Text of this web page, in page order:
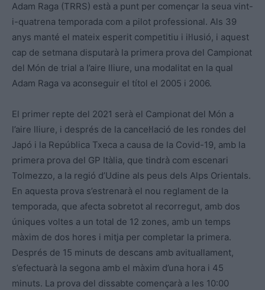
Adam Raga (TRRS) està a punt per començar la seua vint-
i-quatrena temporada com a pilot professional. Als 39
anys manté el mateix esperit competitiu i il·lusió, i aquest
cap de setmana disputarà la primera prova del Campionat
del Món de trial a l’aire lliure, una modalitat en la qual
Adam Raga va aconseguir el títol el 2005 i 2006.
El primer repte del 2021 serà el Campionat del Món a
l’aire lliure, i després de la cancel·lació de les rondes del
Japó i la República Txeca a causa de la Covid-19, amb la
primera prova del GP Itàlia, que tindrà com escenari
Tolmezzo, a la regió d’Udine als peus dels Alps Orientals.
En aquesta prova s’estrenarà el nou reglament de la
temporada, que afecta sobretot al recorregut, amb dos
úniques voltes a un total de 12 zones, amb un temps
màxim de dos hores i mitja per completar la primera.
Després de 15 minuts de descans amb avituallament,
s’efectuarà la segona amb el màxim d’una hora i 45
minuts. La prova del dissabte començarà a les 10:00